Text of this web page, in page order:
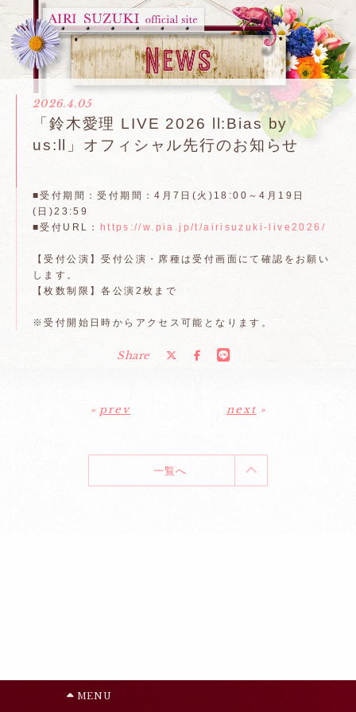
2026.4.05
「鈴木愛理 LIVE 2026 ll:Bias by
us:ll」オフィシャル先行のお知らせ
■受付期間：受付期間：4月7日(火)18:00～4月19日
(日)23:59
■受付URL： https://w.pia.jp/t/airisuzuki-live2026/
【受付公演】受付公演・席種は受付画面にて確認をお願い
します。
【枚数制限】各公演2枚まで
※受付開始日時からアクセス可能となります。
Share
« prev next »
一覧へ
MENU